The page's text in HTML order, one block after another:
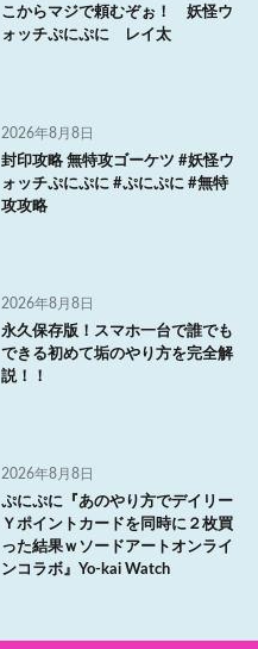
こからマジで頼むぞぉ！ 妖怪ウ
ォッチぷにぷに レイ太
2026年8月8日
封印攻略 無特攻ゴーケツ #妖怪ウ
ォッチぷにぷに #ぷにぷに #無特
攻攻略
2026年8月8日
永久保存版！スマホ一台で誰でも
できる初めて垢のやり方を完全解
説！！
2026年8月8日
ぷにぷに『あのやり方でデイリー
Ｙポイントカードを同時に２枚買
った結果ｗソードアートオンライ
ンコラボ』Yo-kai Watch